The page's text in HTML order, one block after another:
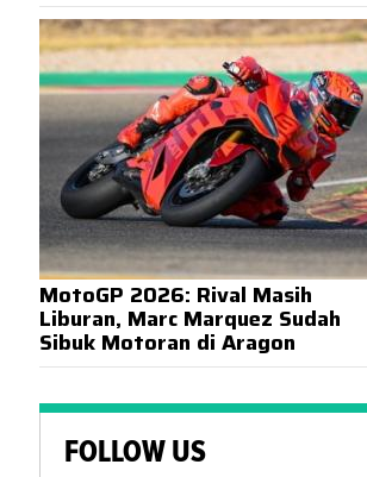
MotoGP 2026: Rival Masih
Liburan, Marc Marquez Sudah
Sibuk Motoran di Aragon
FOLLOW US